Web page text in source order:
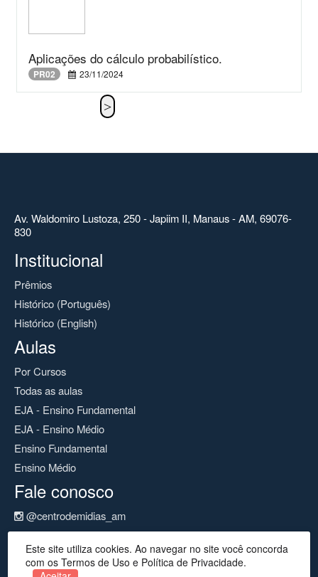
Aplicações do cálculo probabilístico.
PR02 23/11/2024
Av. Waldomiro Lustoza, 250 - Japiim II, Manaus - AM, 69076-
830
Institucional
Prêmios
Histórico (Português)
Histórico (English)
Aulas
Por Cursos
Todas as aulas
EJA - Ensino Fundamental
EJA - Ensino Médio
Ensino Fundamental
Ensino Médio
Fale conosco
@centrodemidias_am
@centrodemidias
cemeam@seduc.net
Este site utiliza cookies. Ao navegar no site você concorda
com os Termos de Uso e Política de Privacidade.